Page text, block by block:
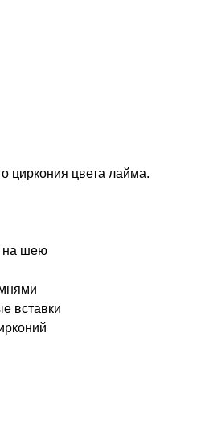
циркония цвета лайма.
на шею
вставки